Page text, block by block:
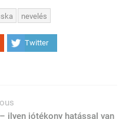
nevelés
Twitter
ilyen jótékony hatással van